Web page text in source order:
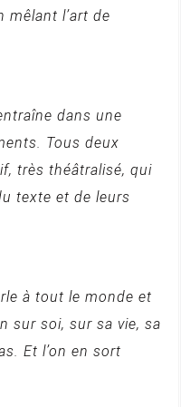
mêlant l’art de
dans une
Tous deux
très théâtralisé, qui
texte et de leurs
à tout le monde et
sur soi, sur sa vie, sa
Et l’on en sort